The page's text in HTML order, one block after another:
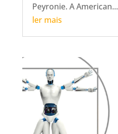
Peyronie. A American...
ler mais